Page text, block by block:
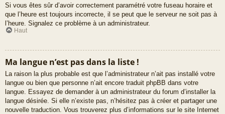
Si vous êtes sûr d’avoir correctement paramétré votre fuseau horaire et
que l’heure est toujours incorrecte, il se peut que le serveur ne soit pas à
l’heure. Signalez ce problème à un administrateur.
Haut
Ma langue n’est pas dans la liste !
La raison la plus probable est que l’administrateur n’ait pas installé votre
langue ou bien que personne n’ait encore traduit phpBB dans votre
langue. Essayez de demander à un administrateur du forum d’installer la
langue désirée. Si elle n’existe pas, n’hésitez pas à créer et partager une
nouvelle traduction. Vous trouverez plus d’informations sur le site Internet